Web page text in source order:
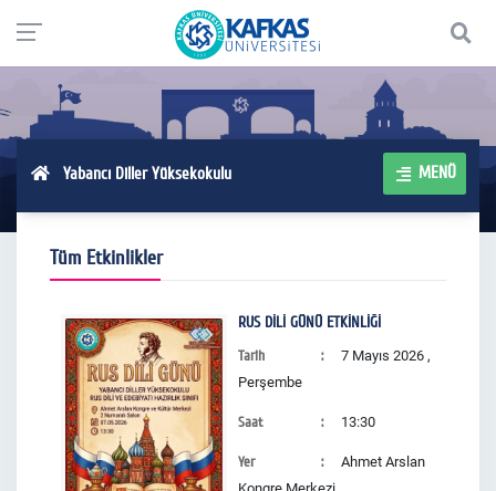
Yabancı Diller Yüksekokulu MENÜ
Tüm Etkinlikler
RUS DİLİ GÜNÜ ETKİNLİĞİ
Tarih
7 Mayıs 2026 ,
Perşembe
Saat 13:30
Yer
Ahmet Arslan